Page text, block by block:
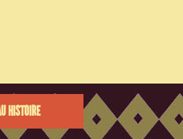
HISTOIRE